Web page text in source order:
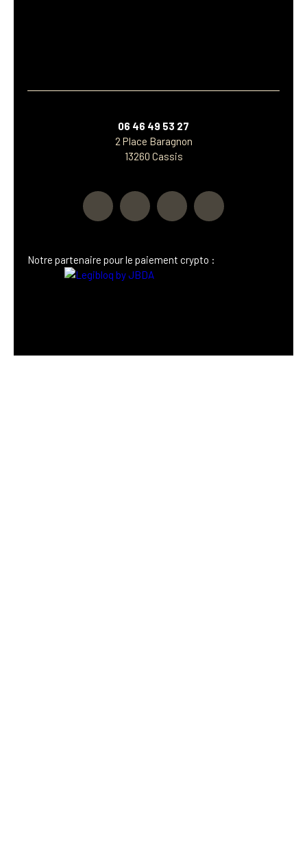
06 46 49 53 27
2 Place Baragnon
13260 Cassis
Notre partenaire pour le paiement crypto :